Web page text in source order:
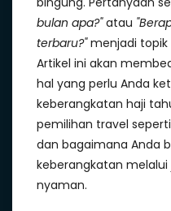
bulan apa?"atau
terbaru?"menjadi topik
Artikel ini akan
hal yang perlu Anda
keberangkatan haji
pemilihan travel seperti
dan bagaimana Anda
keberangkatan
nyaman.